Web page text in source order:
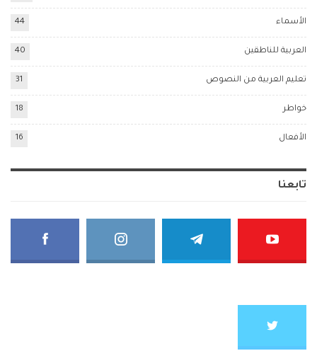
الأسماء 44
العربية للناطقين 40
تعليم العربية من النصوص 31
خواطر 18
الأفعال 16
تابعنا